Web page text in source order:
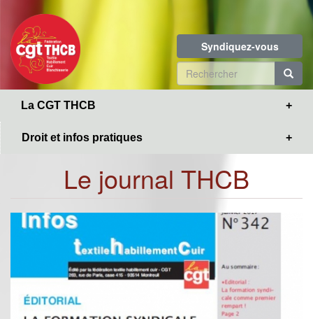
contenu
principal
Syndiquez-vous
Formulaire
de
La CGT THCB
Droit et infos pratiques
Le journal THCB